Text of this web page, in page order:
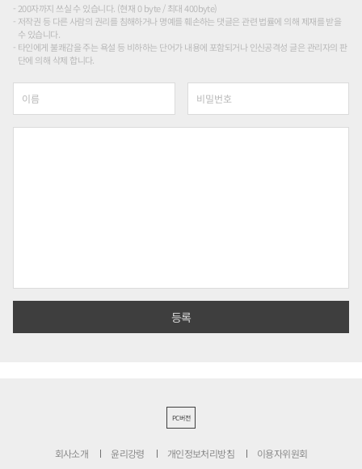
200자까지 쓰실 수 있습니다. (현재 0 byte / 최대 400byte)
저작권 등 다른 사람의 권리를 침해하거나 명예를 훼손하는 댓글은 관련 법률에 의해 제재를 받을
수 있습니다.
타인에게 불쾌감을 주는 욕설 등 비하하는 단어가 내용에 포함되거나 인신공격성 글은 관리자의 판
단에 의해 삭제 합니다.
PC버전
회사소개 윤리강령 개인정보처리방침 이용자위원회